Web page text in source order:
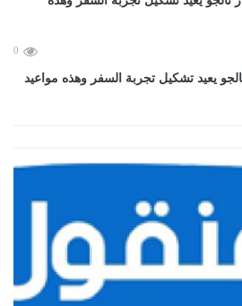
0
يعيد تشكيل تجربة السفر وهذه مواعيد